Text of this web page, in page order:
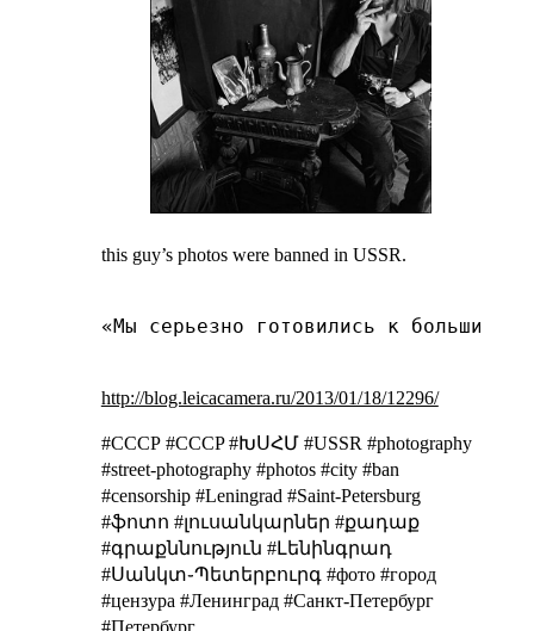
this guy’s photos were banned in USSR.
«Мы серьезно готовились к большим
http://blog.leicacamera.ru/2013/01/18/12296/
#СССР #CCCP #ԽՍՀՄ #USSR #photography
#street-photography #photos #city #ban
#censorship #Leningrad #Saint-Petersburg
#ֆոտո #լուսանկարներ #քադաք
#գրաքննություն #Լենինգրադ
#Սանկտ֊Պետերբուրգ #фото #город
#цензура #Ленинград #Санкт-Петербург
#Петербург